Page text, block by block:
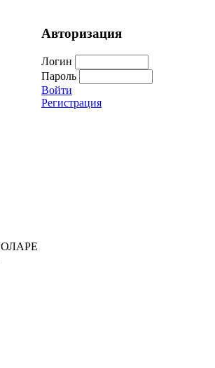
Авторизация
Логин
Пароль
Войти
Регистрация